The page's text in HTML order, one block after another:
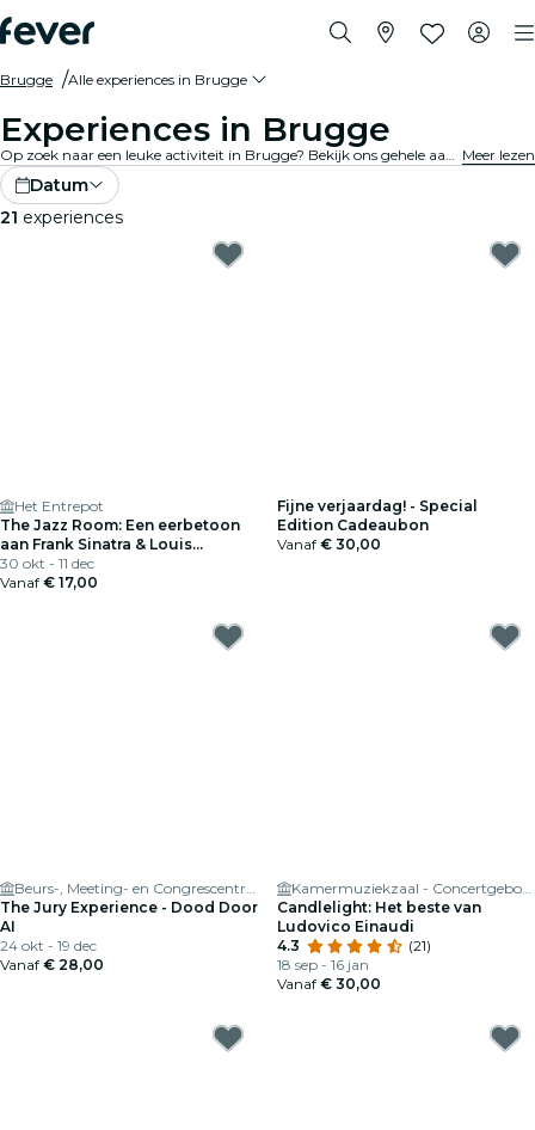
Brugge Alle experiences in Brugge
Experiences in Brugge
Op zoek naar een leuke activiteit in Brugge? Bekijk ons ​​gehele aanbod en vind de beste experiences en activiteiten in de stad op dit moment. Meer lezen
Datum
21 experiences
Het Entrepot
The Jazz Room: Een eerbetoon
aan Frank Sinatra & Louis
Armstrong
30 okt - 11 dec
Vanaf € 17,00
Fijne verjaardag! - Special
Edition Cadeaubon
Vanaf € 30,00
Beurs-, Meeting- en Congrescentrum Brugge (BMCC)
The Jury Experience - Dood Door
AI
24 okt - 19 dec
Vanaf € 28,00
Kamermuziekzaal - Concertgebouw
Candlelight: Het beste van
Ludovico Einaudi
4.3
(21)
18 sep - 16 jan
Vanaf € 30,00